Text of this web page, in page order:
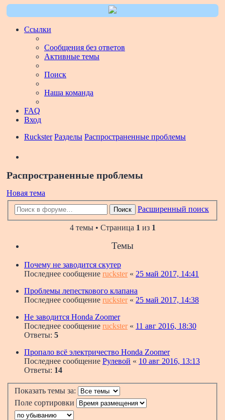
Ссылки
Сообщения без ответов
Активные темы
Поиск
Наша команда
FAQ
Вход
Ruckster Разделы Распространенные проблемы
Распространенные проблемы
Новая тема
Поиск Расширенный поиск
4 темы • Страница 1 из 1
Темы
Почему не заводится скутер
Последнее сообщение ruckster« 25 май 2017, 14:41
Проблемы лепесткового клапана
Последнее сообщение ruckster« 25 май 2017, 14:38
Не заводится Honda Zoomer
Последнее сообщение ruckster« 11 авг 2016, 18:30
Ответы: 5
Пропало всё электричество Honda Zoomer
Последнее сообщение Рулевой « 10 авг 2016, 13:13
Ответы: 14
Показать темы за:
Поле сортировки